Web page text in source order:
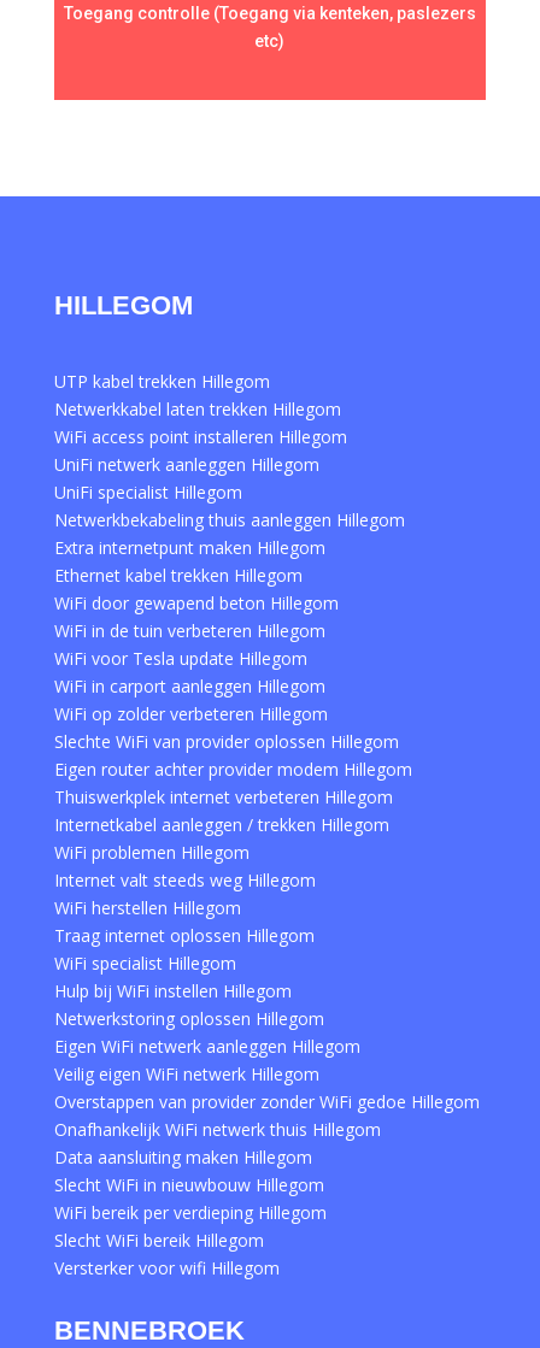
Toegang controlle (Toegang via kenteken, paslezers
etc)
HILLEGOM
UTP kabel trekken Hillegom
Netwerkkabel laten trekken Hillegom
WiFi access point installeren Hillegom
UniFi netwerk aanleggen Hillegom
UniFi specialist Hillegom
Netwerkbekabeling thuis aanleggen Hillegom
Extra internetpunt maken Hillegom
Ethernet kabel trekken Hillegom
WiFi door gewapend beton Hillegom
WiFi in de tuin verbeteren Hillegom
WiFi voor Tesla update Hillegom
WiFi in carport aanleggen Hillegom
WiFi op zolder verbeteren Hillegom
Slechte WiFi van provider oplossen Hillegom
Eigen router achter provider modem Hillegom
Thuiswerkplek internet verbeteren Hillegom
Internetkabel aanleggen / trekken Hillegom
WiFi problemen Hillegom
Internet valt steeds weg Hillegom
WiFi herstellen Hillegom
Traag internet oplossen Hillegom
WiFi specialist Hillegom
Hulp bij WiFi instellen Hillegom
Netwerkstoring oplossen Hillegom
Eigen WiFi netwerk aanleggen Hillegom
Veilig eigen WiFi netwerk Hillegom
Overstappen van provider zonder WiFi gedoe Hillegom
Onafhankelijk WiFi netwerk thuis Hillegom
Data aansluiting maken Hillegom
Slecht WiFi in nieuwbouw Hillegom
WiFi bereik per verdieping Hillegom
Slecht WiFi bereik Hillegom
Versterker voor wifi Hillegom
BENNEBROEK